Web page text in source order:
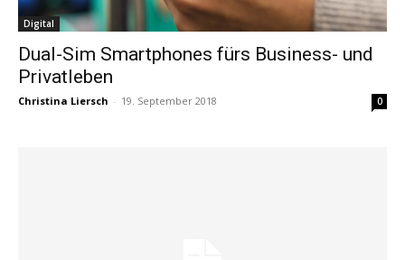
Digital
Dual-Sim Smartphones fürs Business- und
Privatleben
Christina Liersch - 19. September 2018 0